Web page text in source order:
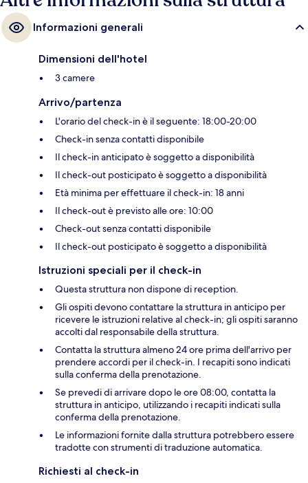
Informazioni generali
Dimensioni dell'hotel
3 camere
Arrivo/partenza
L'orario del check-in è il seguente: 18:00-20:00
Check-in senza contatti disponibile
Il check-in anticipato è soggetto a disponibilità
Il check-out posticipato è soggetto a disponibilità
Età minima per effettuare il check-in: 18 anni
Il check-out è previsto alle ore: 10:00
Check-out senza contatti disponibile
Il check-out posticipato è soggetto a disponibilità
Istruzioni speciali per il check-in
Questa struttura non dispone di reception.
Gli ospiti devono contattare la struttura in anticipo per
ricevere le istruzioni relative al check-in; gli ospiti saranno
accolti dal responsabile della struttura.
Contatta la struttura almeno 24 ore prima dell'arrivo per
prendere accordi per il check-in. I recapiti sono indicati
sulla conferma della prenotazione.
Se prevedi di arrivare dopo le ore 08:00, contatta la
struttura in anticipo, utilizzando i recapiti indicati sulla
conferma della prenotazione.
Le informazioni fornite dalla struttura potrebbero essere
tradotte con strumenti di traduzione automatica.
Richiesti al check-in